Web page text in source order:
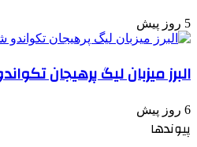
5 روز پیش
البرز میزبان لیگ پرهیجان
6 روز پیش
پیوندها